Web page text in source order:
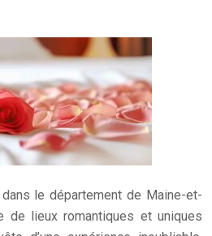
le département de Maine-et-
de lieux romantiques et uniques